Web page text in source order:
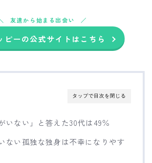
友達から始まる出会い
ピーの公式サイトはこちら
タップで目次を閉じる
いない」と答えた30代は49％
ない孤独な独身は不幸になりやす